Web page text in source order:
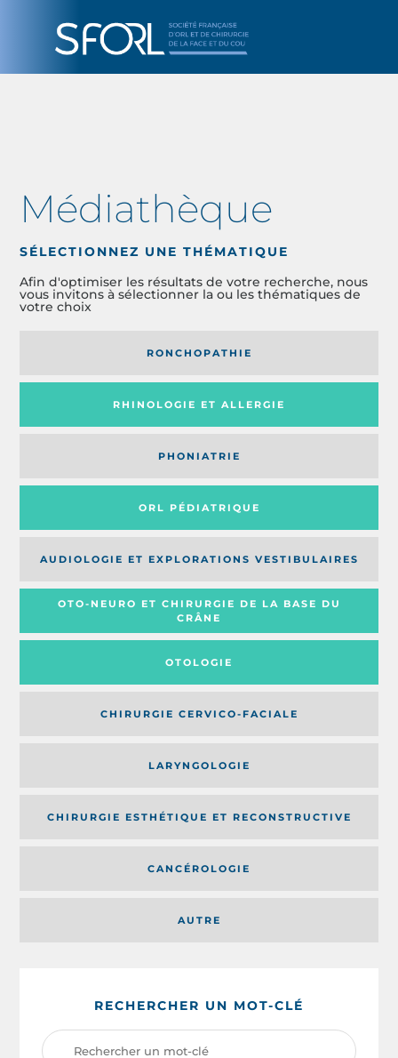
Médiathèque
SÉLECTIONNEZ UNE THÉMATIQUE
Afin d'optimiser les résultats de votre recherche, nous
vous invitons à sélectionner la ou les thématiques de
votre choix
RONCHOPATHIE
RHINOLOGIE ET ALLERGIE
PHONIATRIE
ORL PÉDIATRIQUE
AUDIOLOGIE ET EXPLORATIONS VESTIBULAIRES
OTO-NEURO ET CHIRURGIE DE LA BASE DU
CRÂNE
OTOLOGIE
CHIRURGIE CERVICO-FACIALE
AUTRE
LARYNGOLOGIE
CHIRURGIE ESTHÉTIQUE ET RECONSTRUCTIVE
CANCÉROLOGIE
RECHERCHER UN MOT-CLÉ